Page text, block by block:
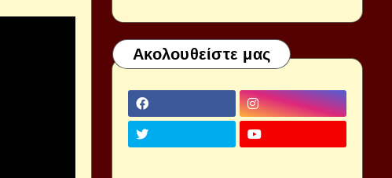
Ακολουθείστε μας